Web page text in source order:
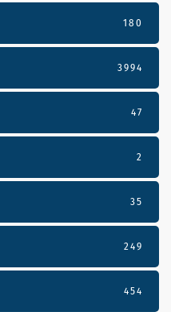
180
3994
47
2
35
249
454